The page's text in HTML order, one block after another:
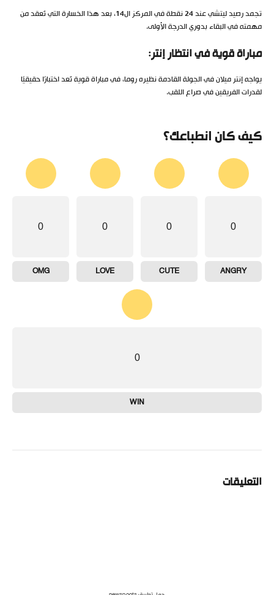
تجمد رصيد ليتشي عند 24 نقطة في المركز ال14، بعد هذا الخسارة التي تُعقد من
مهمته في البقاء بدوري الدرجة الأولى.
مباراة قوية في انتظار إنتر:
يواجه إنتر ميلان في الجولة القادمة نظيره روما، في مباراة قوية تُعد اختبارًا حقيقيًا
لقدرات الفريقين في صراع اللقب.
كيف كان انطباعك؟
0
ANGRY
0
CUTE
0
LOVE
0
OMG
0
WIN
التعليقات